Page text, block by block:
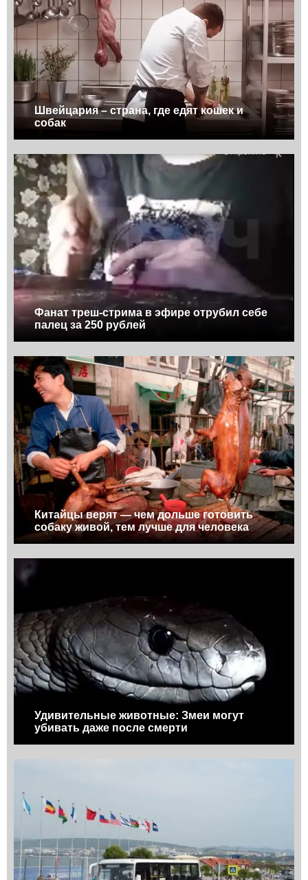
Швейцария – страна, где едят кошек и
собак
Фанат треш-стрима в эфире отрубил себе
палец за 250 рублей
Китайцы верят — чем дольше готовить
собаку живой, тем лучше для человека
Удивительные животные: Змеи могут
убивать даже после смерти